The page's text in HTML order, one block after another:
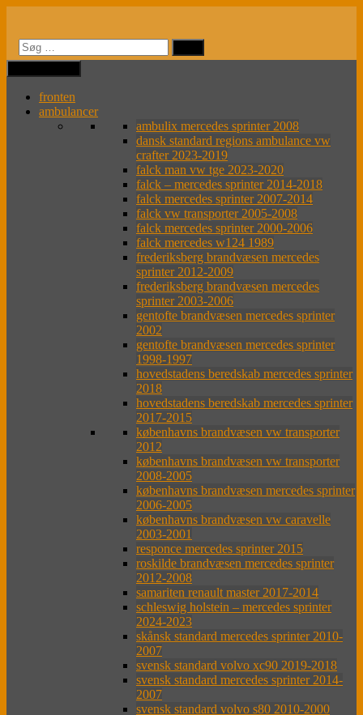
indhold
fronten
ambulancer
ambulix mercedes sprinter 2008
dansk standard regions ambulance vw
crafter 2023-2019
falck man vw tge 2023-2020
falck – mercedes sprinter 2014-2018
falck mercedes sprinter 2007-2014
falck vw transporter 2005-2008
falck mercedes sprinter 2000-2006
falck mercedes w124 1989
frederiksberg brandvæsen mercedes
sprinter 2012-2009
frederiksberg brandvæsen mercedes
sprinter 2003-2006
gentofte brandvæsen mercedes sprinter
2002
gentofte brandvæsen mercedes sprinter
1998-1997
hovedstadens beredskab mercedes sprinter
2018
hovedstadens beredskab mercedes sprinter
2017-2015
københavns brandvæsen vw transporter
2012
københavns brandvæsen vw transporter
2008-2005
københavns brandvæsen mercedes sprinter
2006-2005
københavns brandvæsen vw caravelle
2003-2001
responce mercedes sprinter 2015
roskilde brandvæsen mercedes sprinter
2012-2008
samariten renault master 2017-2014
schleswig holstein – mercedes sprinter
2024-2023
skånsk standard mercedes sprinter 2010-
2007
svensk standard volvo xc90 2019-2018
svensk standard mercedes sprinter 2014-
2007
svensk standard volvo s80 2010-2000